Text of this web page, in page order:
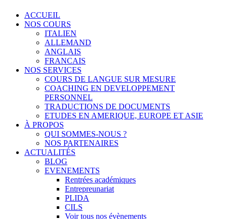
ACCUEIL
NOS COURS
ITALIEN
ALLEMAND
ANGLAIS
FRANCAIS
NOS SERVICES
COURS DE LANGUE SUR MESURE
COACHING EN DEVELOPPEMENT
PERSONNEL
TRADUCTIONS DE DOCUMENTS
ETUDES EN AMERIQUE, EUROPE ET ASIE
À PROPOS
QUI SOMMES-NOUS ?
NOS PARTENAIRES
ACTUALITÉS
BLOG
EVENEMENTS
Rentrées académiques
Entrepreunariat
PLIDA
CILS
Voir tous nos évènements